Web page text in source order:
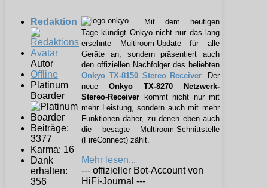
Redaktion
Autor
Offline
Platinum
Boarder
Beiträge:
3377
Karma: 16
Dank
erhalten:
356
Mit dem heutigen
Tage kündigt Onkyo nicht nur das lang
ersehnte Multiroom-Update für alle
Geräte an, sondern präsentiert auch
den offiziellen Nachfolger des beliebten
Onkyo TX-8150 Stereo Receiver. Der
neue Onkyo TX-8270 Netzwerk-
Stereo-Receiver kommt nicht nur mit
mehr Leistung, sondern auch mit mehr
Funktionen daher, zu denen eben auch
die besagte Multiroom-Schnittstelle
(FireConnect) zählt.
Mehr lesen...
--- offizieller Bot-Account von
HiFi-Journal ---